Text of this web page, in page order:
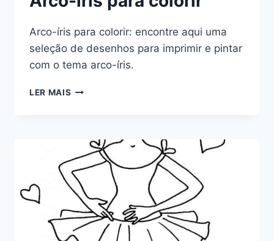
Arco-íris para colorir: encontre aqui uma
seleção de desenhos para imprimir e pintar
com o tema arco-íris.
LER MAIS ARCO-